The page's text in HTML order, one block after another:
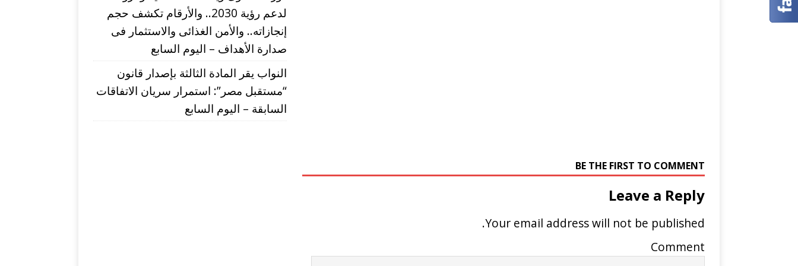
BE THE FIRST TO COMMENT
Leave a Reply
Your email address will not be published.
Comment
لدعم رؤية 2030.. والأرقام تكشف حجم
إنجازاته.. والأمن الغذائى والاستثمار فى
صدارة الأهداف – اليوم السابع
النواب يقر المادة الثالثة بإصدار قانون
“مستقبل مصر”: استمرار سريان الاتفاقات
السابقة – اليوم السابع